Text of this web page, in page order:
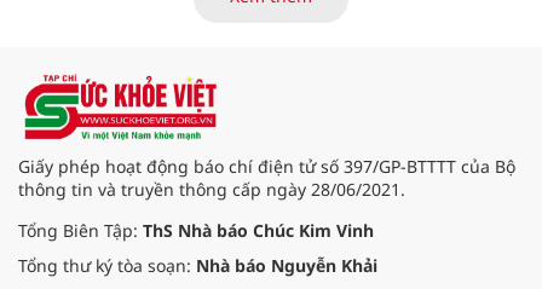
đổi số, kiểm soát nguy cơ theo toàn
Giấy phép hoạt động báo chí điện tử số 397/GP-BTTTT của Bộ
thông tin và truyền thông cấp ngày 28/06/2021.
Tổng Biên Tập: ThS Nhà báo Chúc Kim Vinh
Tổng thư ký tòa soạn: Nhà báo Nguyễn Khải